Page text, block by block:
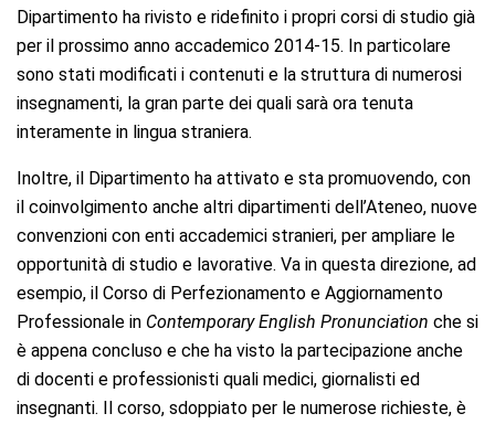
Dipartimento ha rivisto e ridefinito i propri corsi di studio già
per il prossimo anno accademico 2014-15. In particolare
sono stati modificati i contenuti e la struttura di numerosi
insegnamenti, la gran parte dei quali sarà ora tenuta
interamente in lingua straniera.
Inoltre, il Dipartimento ha attivato e sta promuovendo, con
il coinvolgimento anche altri dipartimenti dell’Ateneo, nuove
convenzioni con enti accademici stranieri, per ampliare le
opportunità di studio e lavorative. Va in questa direzione, ad
esempio, il Corso di Perfezionamento e Aggiornamento
Professionale in Contemporary English Pronunciation che si
è appena concluso e che ha visto la partecipazione anche
di docenti e professionisti quali medici, giornalisti ed
insegnanti. Il corso, sdoppiato per le numerose richieste, è